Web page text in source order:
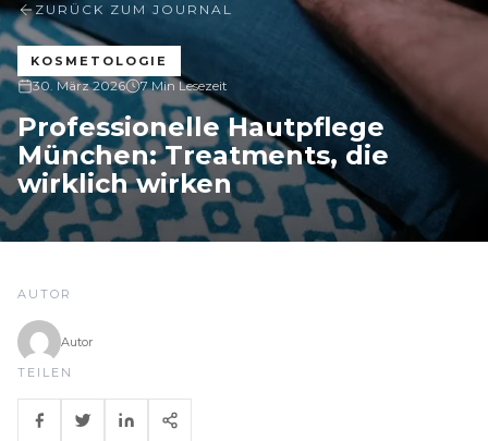
ZURÜCK ZUM JOURNAL
KOSMETOLOGIE
30. März 2026 7 Min Lesezeit
Professionelle Hautpflege
München: Treatments, die
wirklich wirken
AUTOR
Autor
TEILEN